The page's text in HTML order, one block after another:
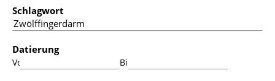
Schlagwort
Datierung
Von: Bis: